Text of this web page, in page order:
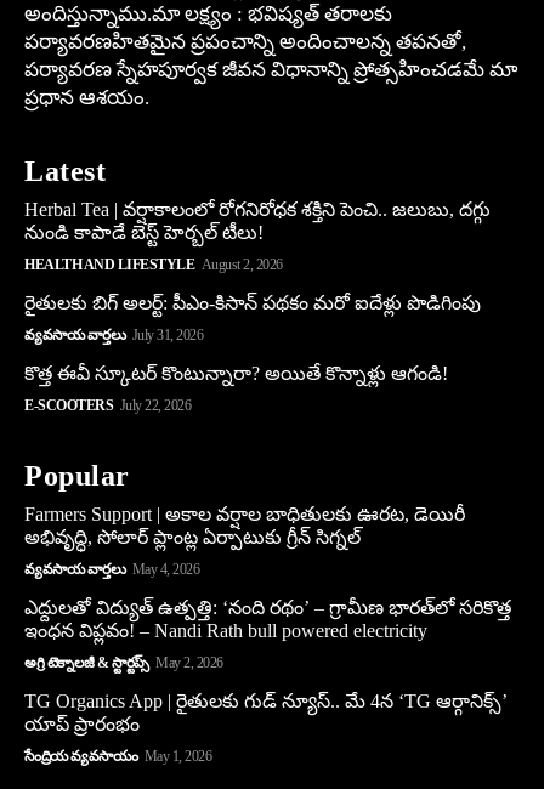
అందిస్తున్నాము.మా లక్ష్యం : భవిష్యత్ తరాలకు
పర్యావరణహితమైన ప్రపంచాన్ని అందించాలన్న తపనతో,
పర్యావరణ స్నేహపూర్వక జీవన విధానాన్ని ప్రోత్సహించడమే మా
ప్రధాన ఆశయం.
Latest
Herbal Tea | వర్షాకాలంలో రోగనిరోధక శక్తిని పెంచి.. జలుబు, దగ్గు
నుండి కాపాడే బెస్ట్ హెర్బల్ టీలు!
HEALTH AND LIFESTYLE August 2, 2026
రైతులకు బిగ్ అలర్ట్: పీఎం-కిసాన్ పథకం మరో ఐదేళ్లు పొడిగింపు
వ్యవసాయ వార్తలు July 31, 2026
కొత్త ఈవీ స్కూట‌ర్ కొంటున్నారా? అయితే కొన్నాళ్లు ఆగండి!
E-SCOOTERS July 22, 2026
Popular
Farmers Support | అకాల వర్షాల బాధితులకు ఊరట, డెయిరీ
అభివృద్ధి, సోలార్ ప్లాంట్ల ఏర్పాటుకు గ్రీన్‌ సిగ్నల్
వ్యవసాయ వార్తలు May 4, 2026
ఎద్దులతో విద్యుత్ ఉత్పత్తి: ‘నంది రథం’ – గ్రామీణ భారత్‌లో సరికొత్త
ఇంధన విప్లవం! – Nandi Rath bull powered electricity
అగ్రి టెక్నాలజీ & స్టార్టప్స్ May 2, 2026
TG Organics App | రైతులకు గుడ్ న్యూస్.. మే 4న ‘TG ఆర్గానిక్స్’
యాప్ ప్రారంభం
సేంద్రియ వ్యవసాయం May 1, 2026